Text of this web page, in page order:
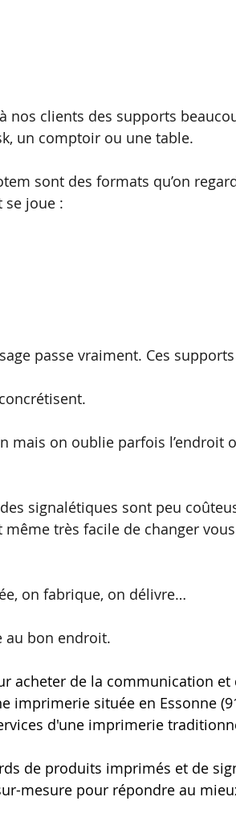
nos clients des supports
un comptoir ou une table.
sont des formats qu’on
se joue :
passe vraiment. Ces
mais on oublie parfois l’endroit
signalétiques sont peu
très facile de changer
on fabrique, on délivre…
au bon endroit.
acheter de la communication et
imprimerie située en Essonne
d'une imprimerie
de produits imprimés et de
mesure pour répondre au